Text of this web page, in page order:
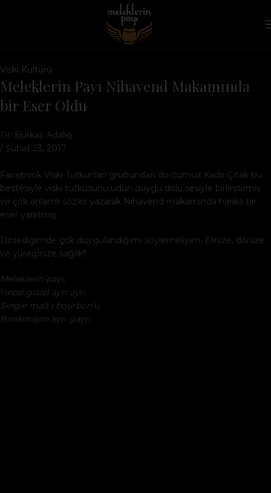
Viski Kültürü
Meleklerin Payı Nihavend Makamında
bir Eser Oldu
Dr. Burkay Adalığ
/ Şubat 23, 2017
Facebook Viski Tutkunları grubundan dostumuz Kadir Çıtak bu
bestesiyle viski tutkusunu udun duygu dolu sesiyle birleştirmiş
ve çok anlamlı sözler yazarak Nihavend makamında harika bir
eser yaratmış.
Dinlediğimde çok duygulandığımı söylemeliyim. Elinize, dilinize
ve yüreğinize sağlık!!
Meleklerin payı,
Hepsi güzel ayrı ayrı
Single malt’ı bourbon’u
Bırakmayın ayrı gayrı